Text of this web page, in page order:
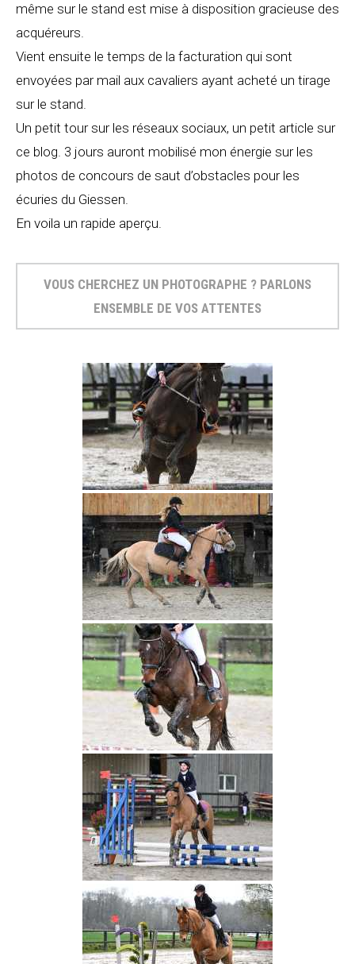
même sur le stand est mise à disposition gracieuse des
acquéreurs.
Vient ensuite le temps de la facturation qui sont
envoyées par mail aux cavaliers ayant acheté un tirage
sur le stand.
Un petit tour sur les réseaux sociaux, un petit article sur
ce blog. 3 jours auront mobilisé mon énergie sur les
photos de concours de saut d’obstacles pour les
écuries du Giessen.
En voila un rapide aperçu.
VOUS CHERCHEZ UN PHOTOGRAPHE ? PARLONS
ENSEMBLE DE VOS ATTENTES